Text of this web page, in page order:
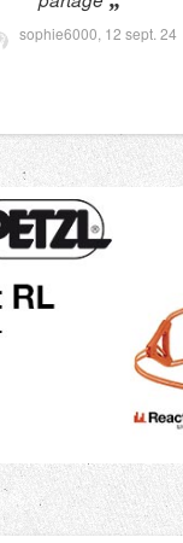
sophie6000, 12 sept. 24